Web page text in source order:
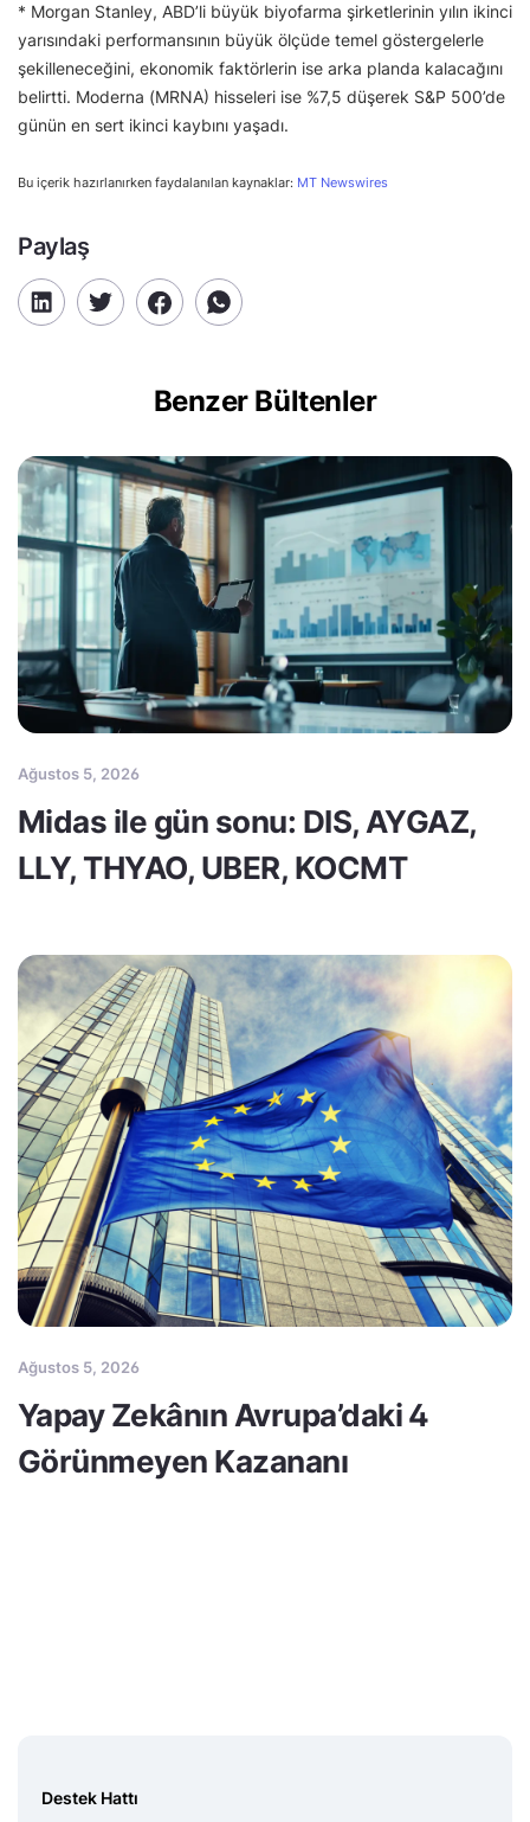
* Morgan Stanley, ABD’li büyük biyofarma şirketlerinin yılın ikinci
yarısındaki performansının büyük ölçüde temel göstergelerle
şekilleneceğini, ekonomik faktörlerin ise arka planda kalacağını
belirtti. Moderna (MRNA) hisseleri ise %7,5 düşerek S&P 500’de
günün en sert ikinci kaybını yaşadı.
Bu içerik hazırlanırken faydalanılan kaynaklar: MT Newswires
Paylaş
Benzer Bültenler
Ağustos 5, 2026
Midas ile gün sonu: DIS, AYGAZ,
LLY, THYAO, UBER, KOCMT
Ağustos 5, 2026
Yapay Zekânın Avrupa’daki 4
Görünmeyen Kazananı
Destek Hattı